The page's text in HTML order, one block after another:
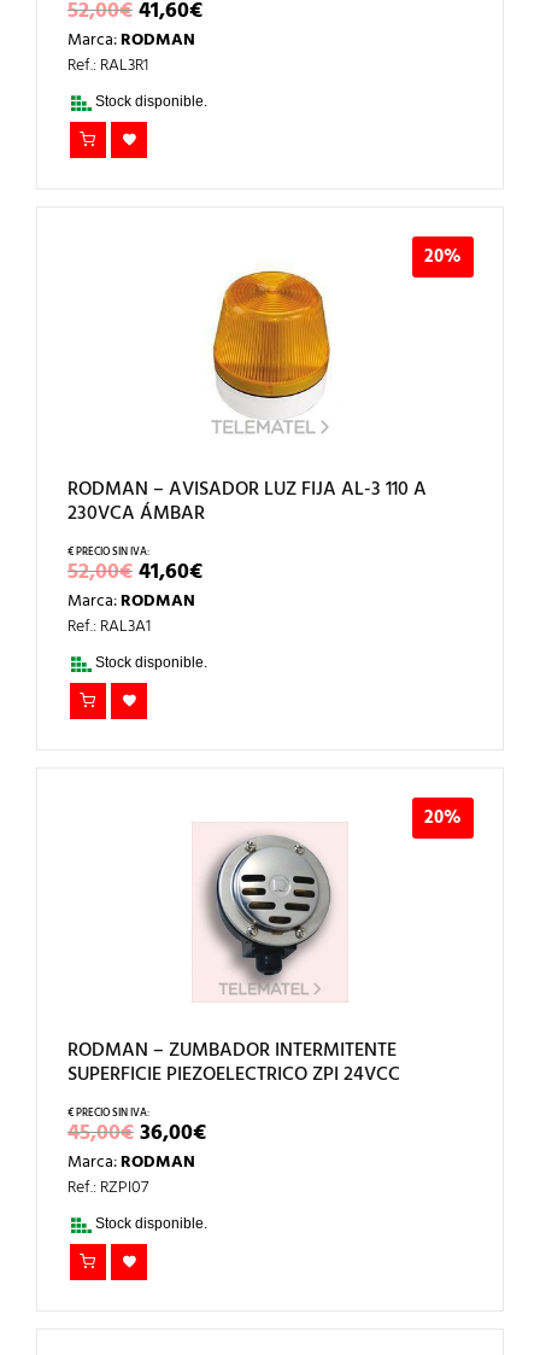
52,00€EL
PRECIO
ORIGINAL
ERA:
52,00€.
41,60€EL
PRECIO
Marca:RODMAN
Ref.: RAL3R1
Stock disponible.
20%
RODMAN – AVISADOR LUZ FIJA AL-3 110 A
230VCA ÁMBAR
52,00€EL
PRECIO
ORIGINAL
ERA:
52,00€.
41,60€EL
PRECIO
Marca:RODMAN
Ref.: RAL3A1
Stock disponible.
20%
RODMAN – ZUMBADOR INTERMITENTE
SUPERFICIE PIEZOELECTRICO ZPI 24VCC
45,00€EL
PRECIO
ORIGINAL
ERA:
45,00€.
36,00€EL
PRECIO
Marca:RODMAN
Ref.: RZPI07
Stock disponible.